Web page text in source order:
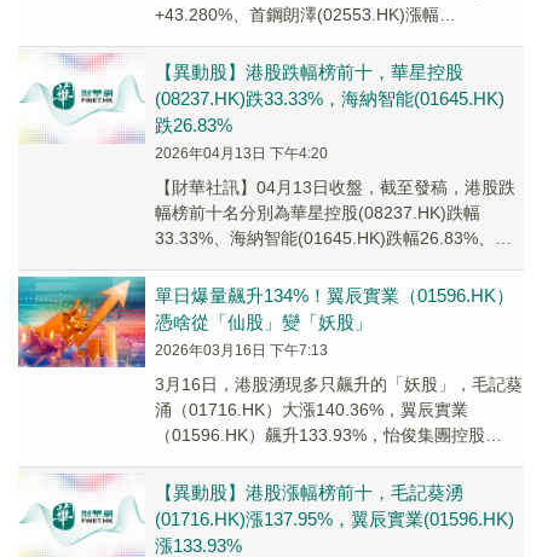
+43.280%、首鋼朗澤(02553.HK)漲幅
【異動股】港股跌幅榜前十，華星控股
(08237.HK)跌33.33%，海納智能(01645.HK)
跌26.83%
2026年04月13日 下午4:20
【財華社訊】04月13日收盤，截至發稿，港股跌
幅榜前十名分別為華星控股(08237.HK)跌幅
33.33%、海納智能(01645.HK)跌幅26.83%、怡
單日爆量飆升134%！翼辰實業（01596.HK）
憑啥從「仙股」變「妖股」
2026年03月16日 下午7:13
3月16日，港股湧現多只飆升的「妖股」，毛記葵
涌（01716.HK）大漲140.36%，翼辰實業
（01596.HK）飆升133.93%，怡俊集團控股
【異動股】港股漲幅榜前十，毛記葵湧
(01716.HK)漲137.95%，翼辰實業(01596.HK)
漲133.93%